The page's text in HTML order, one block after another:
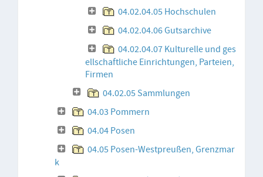
04.02.04.05 Hochschulen
04.02.04.06 Gutsarchive
04.02.04.07 Kulturelle und ges
ellschaftliche Einrichtungen, Parteien,
Firmen
04.02.05 Sammlungen
04.03 Pommern
04.04 Posen
04.05 Posen-Westpreußen, Grenzmar
k